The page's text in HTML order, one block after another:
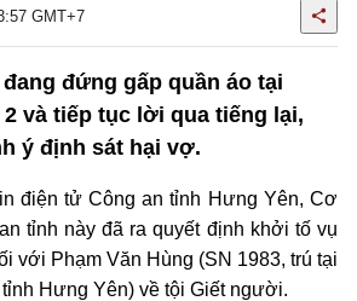
GMT+7
đứng gấp quần áo tại
và tiếp tục lời qua tiếng lại,
ý định sát hại vợ.
điện tử Công an tỉnh Hưng Yên, Cơ
tỉnh này đã ra quyết định khởi tố vụ
với Phạm Văn Hùng (SN 1983, trú tại
Hưng Yên) về tội Giết người.